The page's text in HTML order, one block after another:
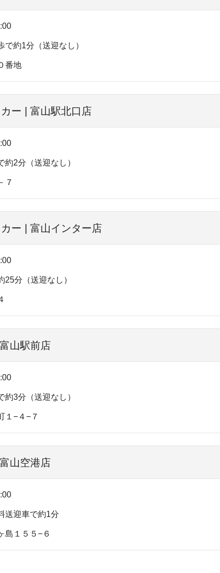
で約1分（送迎なし）
番地
ー | 富山駅北口店
約2分（送迎なし）
７
ー | 富山インター店
25分（送迎なし）
山駅前店
約3分（送迎なし）
１−４−７
山空港店
送迎車で約1分
島１５５−６